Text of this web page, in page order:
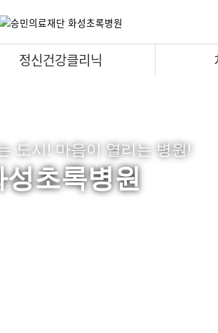
정신건강클리닉
도시! 마음이 열리는 병원!
성초록병원